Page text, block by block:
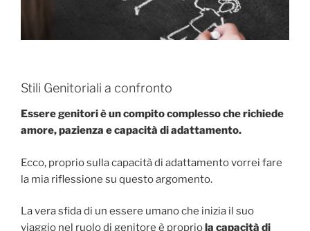
Stili Genitoriali a confronto
Essere genitori è un compito complesso che richiede
amore, pazienza e capacità di adattamento.
Ecco, proprio sulla capacità di adattamento vorrei fare
la mia riflessione su questo argomento.
La vera sfida di un essere umano che inizia il suo
viaggio nel ruolo di genitore è propriola capacità di